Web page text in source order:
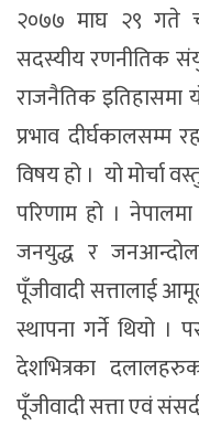
२०७७ माघ २९ गते
सदस्यीय रणनीतिक
राजनैतिक इतिहासमा
प्रभाव दीर्घकालसम्म
विषय हो । यो मोर्चा
परिणाम हो ।
जनयुद्ध र
पूँजीवादी सत्तालाई
स्थापना गर्ने थियो
देशभित्रका
पूँजीवादी सत्ता एवं